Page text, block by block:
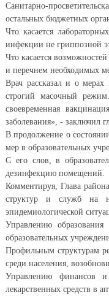
Санитарно-
остальных бюджетных
Что касается
инфекции не гриппозной
Что касается
и перечнем необходимых
Врач рассказал и о мерах
строгий масочный
своевременная
заболевания», - заключил
В продолжение о
мер в образовательных
С его слов, в
дезинфекцию помещений.
Комментируя, Глава
структур и служб на
эпидемиологической
Управлению
образовательных
Профильным структурам
среди населения,
Управлению финансов
лекарственных средств в